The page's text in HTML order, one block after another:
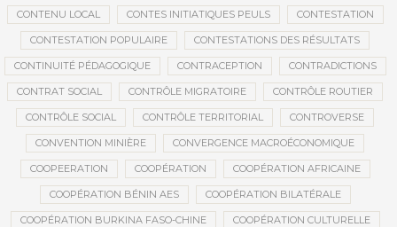
CONTENU LOCAL CONTES INITIATIQUES PEULS CONTESTATION
CONTESTATION POPULAIRE CONTESTATIONS DES RÉSULTATS
CONTINUITÉ PÉDAGOGIQUE CONTRACEPTION CONTRADICTIONS
CONTRAT SOCIAL CONTRÔLE MIGRATOIRE CONTRÔLE ROUTIER
CONTRÔLE SOCIAL CONTRÔLE TERRITORIAL CONTROVERSE
CONVENTION MINIÈRE CONVERGENCE MACROÉCONOMIQUE
COOPEERATION COOPÉRATION COOPÉRATION AFRICAINE
COOPÉRATION BÉNIN AES COOPÉRATION BILATÉRALE
COOPÉRATION BURKINA FASO-CHINE COOPÉRATION CULTURELLE